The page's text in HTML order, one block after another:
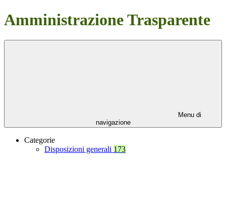
Amministrazione Trasparente
Menu di
navigazione
Categorie
Disposizioni generali 173